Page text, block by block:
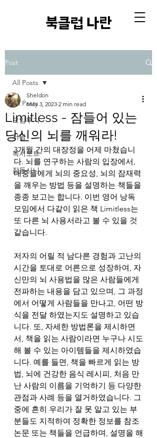
​북클럽 나란
Post
All Posts
모임후기
서평
독서노트
잡동사니
All Posts
Limitless - 잠들어 있는
당신의 뇌를 깨워라!
Sheldon
May 3, 2023 2 min read
3개월 간의 대장정을 어제 마쳤습니
다. 뇌를 연구하는 사람의 입장에서,
대중들에게 뇌의 중요성, 뇌의 잠재력
을 깨우는 방법 등을 설명하는 책들을
종종 보고는 합니다. 이번 영어 낭독
모임에서 다같이 읽은 책 Limitless는
또 다른 뇌 사용서라고 볼 수 있을 것
같습니다.
저자의 어릴 적 남다른 경험과 고난의
시간을 토대로 어른으로 성장하여, 자
신만의 뇌 사용법을 많은 사람들에게
전파하는 내용을 담고 있으며, 그 과정
에서 어떻게 사람들을 만나고, 어떤 방
식을 전달 하였는지도 설명하고 있습
니다. 또, 자세한 방법론을 제시하면
서, 책을 읽는 사람이라면 누구나 시도
해 볼 수 있는 아이템들을 제시하였습
니다. 예를 들면, 책을 빠르게 읽는 방
법, 뇌에 건강한 음식 레시피, 처음 만
난 사람의 이름을 기억하기 등 다양한
관점과 사례 등을 열거하였습니다. 그
중에 흔히 우리가 잘 못 알고 있는 부
분들도 지적하여 정확한 정보를 참조
논문 또는 책들을 언급하며, 설명을 해